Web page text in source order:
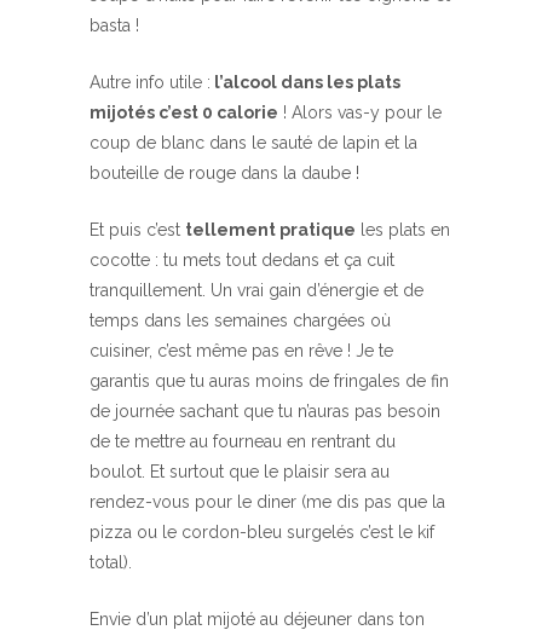
basta !
Autre info utile : l’alcool dans les plats
mijotés c’est 0 calorie ! Alors vas-y pour le
coup de blanc dans le sauté de lapin et la
bouteille de rouge dans la daube !
Et puis c’est tellement pratique les plats en
cocotte : tu mets tout dedans et ça cuit
tranquillement. Un vrai gain d’énergie et de
temps dans les semaines chargées où
cuisiner, c’est même pas en rêve ! Je te
garantis que tu auras moins de fringales de fin
de journée sachant que tu n’auras pas besoin
de te mettre au fourneau en rentrant du
boulot. Et surtout que le plaisir sera au
rendez-vous pour le diner (me dis pas que la
pizza ou le cordon-bleu surgelés c’est le kif
total).
Envie d’un plat mijoté au déjeuner dans ton